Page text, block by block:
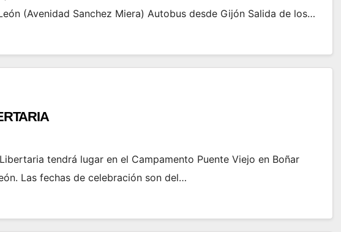
(Avenidad Sanchez Miera) Autobus desde Gijón Salida de los…
tendrá lugar en el Campamento Puente Viejo en Boñar
Las fechas de celebración son del…